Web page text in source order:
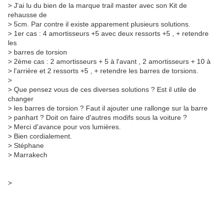
> J'ai lu du bien de la marque trail master avec son Kit de
rehausse de
> 5cm. Par contre il existe apparement plusieurs solutions.
> 1er cas : 4 amortisseurs +5 avec deux ressorts +5 , + retendre
les
> barres de torsion
> 2ème cas : 2 amortisseurs + 5 à l'avant , 2 amortisseurs + 10 à
> l'arrière et 2 ressorts +5 , + retendre les barres de torsions.
>
> Que pensez vous de ces diverses solutions ? Est il utile de
changer
> les barres de torsion ? Faut il ajouter une rallonge sur la barre
> panhart ? Doit on faire d'autres modifs sous la voiture ?
> Merci d'avance pour vos lumières.
> Bien cordialement.
> Stéphane
> Marrakech
>